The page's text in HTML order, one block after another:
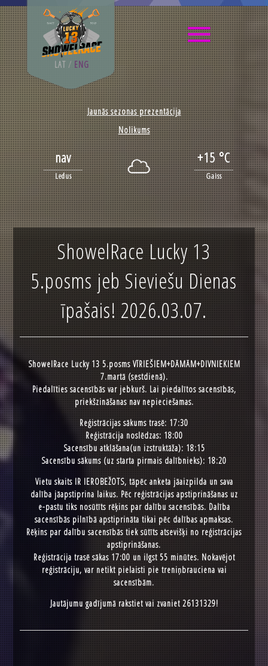
LAT/ ENG
Jaunās sezonas prezentācija
Nolikums
nav +15 °C
Ledus Gaiss
ShowelRace Lucky 13
5.posms jeb Sieviešu Dienas
īpašais! 2026.03.07.
ShowelRace Lucky 13 5.posms VĪRIEŠIEM+DĀMĀM+DIVNIEKIEM
7.martā (sestdienā).
Piedalīties sacensībās var jebkurš. Lai piedalītos sacensībās,
priekšzināšanas nav nepieciešamas.
Reģistrācijas sākums trasē: 17:30
Reģistrācija noslēdzas: 18:00
Sacensību atklāšana(un izstruktāža): 18:15
Sacensību sākums (uz starta pirmais dalībnieks): 18:20
Vietu skaits IR IEROBEŽOTS, tāpēc anketa jāaizpilda un sava
dalība jāapstiprina laikus. Pēc reģistrācijas apstiprināšanas uz
e-pastu tiks nosūtīts rēķins par dalību sacensībās. Dalība
sacensībās pilnībā apstiprināta tikai pēc dalības apmaksas.
Rēķins par dalību sacensībās tiek sūtīts atsevišķi no reģistrācijas
apstiprināšanas.
Reģistrācija trasē sākas 17:00 un ilgst 55 minūtes. Nokavējot
reģistrāciju, var netikt pielaisti pie treniņbrauciena vai
sacensībām.
Jautājumu gadījumā rakstiet vai zvaniet 26131329!